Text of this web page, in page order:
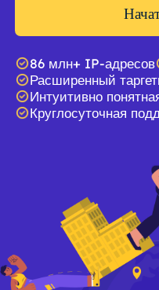
86 млн+ IP-адресов
Расширенный
Интуитивно
Круглосуточная